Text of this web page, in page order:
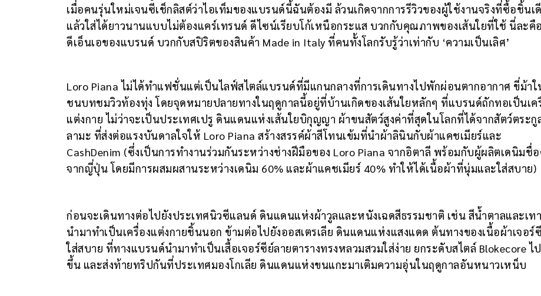
เมื่อคนรุ่นใหม่เจนซีเช็กลิสต์ว่าไอเท็มของแบรนด์นี้ฉันต้องมี ล้วนเกิดจากการรีวิวของผู้ใช้งานจริงที่ซื้อชิ้นเ
แล้วใส่ได้ยาวนานแบบไม่ต้องแคร์เทรนด์ ดีไซน์เรียบโก้เหนือกระแส บวกกับคุณภาพของเส้นใยที่ใช้ นี่ละคือ
ดีเอ็นเอของแบรนด์ บวกกับสปิริตของสินค้า Made in Italy ที่คนทั้งโลกรับรู้ว่าเท่ากับ ‘ความเป็นเลิศ’
Loro Piana ไม่ได้ทำแฟชั่นแต่เป็นไลฟ์สไตล์แบรนด์ที่มีแกนกลางที่การเดินทางไปพักผ่อนตากอากาศ ขี่ม้าใ
ชนบทชมวิวท้องทุ่ง โดยจุดหมายปลายทางในฤดูกาลนี้อยู่ที่บ้านเกิดของเส้นใยหลักๆ ที่แบรนด์ถักทอเป็นเค
แต่งกาย ไม่ว่าจะเป็นประเทศเปรู ดินแดนแห่งเส้นใยบิกุญญา ผ้าขนสัตว์สูงค่าที่สุดในโลกที่ได้จากสัตว์ตระกู
ลามะ ที่ส่งต่อแรงบันดาลใจให้ Loro Piana สร้างสรรค์ผ้าสีโทนเข้มที่นำผ้าลินินกับผ้าแคชเมียร์และ
CashDenim (ซึ่งเป็นการทำงานร่วมกันระหว่างช่างฝีมือของ Loro Piana จากอิตาลี พร้อมกับผู้ผลิตเดนิมชื่อ
จากญี่ปุ่น โดยมีการผสมผสานระหว่างเดนิม 60% และผ้าแคชเมียร์ 40% ทำให้ได้เนื้อผ้าที่นุ่มและใส่สบาย)
ก่อนจะเดินทางต่อไปยังประเทศนิวซีแลนด์ ดินแดนแห่งผ้าวูลและหนังเฉดสีธรรมชาติ เช่น สีน้ำตาลและเท
นำมาทำเป็นเครื่องแต่งกายชิ้นนอก ข้ามต่อไปยังออสเตรเลีย ดินแดนแห่งแสงแดด ต้นทางของเนื้อผ้าเจอร์
ใส่สบาย ที่ทางแบรนด์นำมาทำเป็นเสื้อเจอร์ซีย์ลายตารางทรงหลวมสวมใส่ง่าย ยกระดับสไตล์ Blokecore ไ
ขึ้น และส่งท้ายทริปกันที่ประเทศมองโกเลีย ดินแดนแห่งขนแกะมาเติมความอุ่นในฤดูกาลอันหนาวเหน็บ